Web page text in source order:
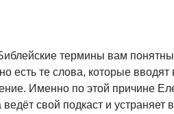
термины вам
есть те слова, которые вводят
Именно по этой причине
ведёт свой подкаст и устраняет